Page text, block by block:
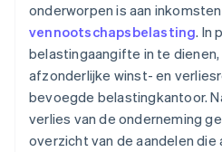
onderworpen is aan
vennootschapsbelasting. In
belastingaangifte in te dienen,
afzonderlijke winst- en
bevoegde belastingkantoor.
verlies van de onderneming
overzicht van de aandelen die